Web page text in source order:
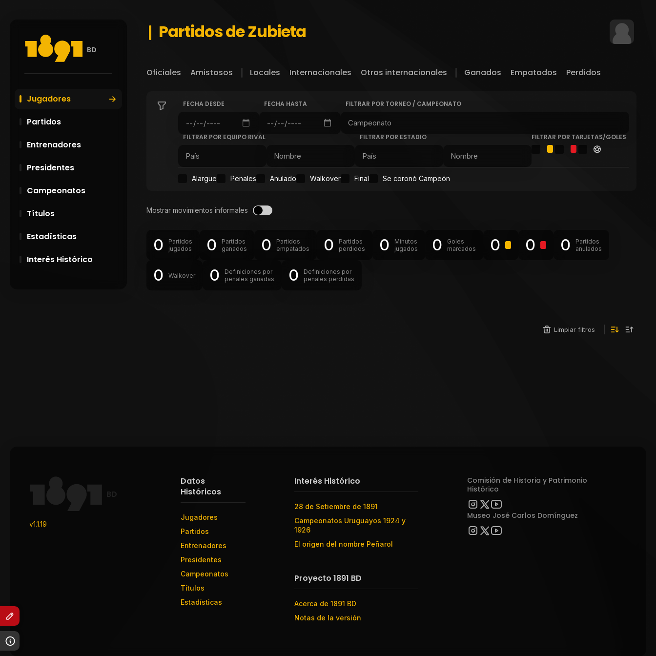
BD
Jugadores
Partidos
Entrenadores
Presidentes
Campeonatos
Títulos
Estadísticas
Interés Histórico
Partidos de Zubieta
Oficiales Amistosos Locales Internacionales Otros internacionales Ganados Empatados Perdidos
FECHA DESDE FECHA HASTA FILTRAR POR TORNEO / CAMPEONATO
FILTRAR POR EQUIPO RIVAL FILTRAR POR ESTADIO FILTRAR POR TARJETAS/GOLES
Alargue Penales Anulado Walkover Final Se coronó Campeón
Mostrar movimientos informales
0
Partidos
jugados
0
Partidos
ganados
0
Partidos
empatados
0
Partidos
perdidos
0
Minutos
jugados
0
Goles
marcados
0 0 0
Partidos
anulados
0 Walkover 0
Definiciones por
penales ganadas
0
Definiciones por
penales perdidas
Limpiar filtros
BD
v1.1.19
Datos
Históricos
Jugadores
Partidos
Entrenadores
Presidentes
Campeonatos
Títulos
Estadísticas
Interés Histórico
28 de Setiembre de 1891
Campeonatos Uruguayos 1924 y
1926
El origen del nombre Peñarol
Proyecto 1891 BD
Acerca de 1891 BD
Notas de la versión
Comisión de Historia y Patrimonio
Histórico
Museo José Carlos Domínguez